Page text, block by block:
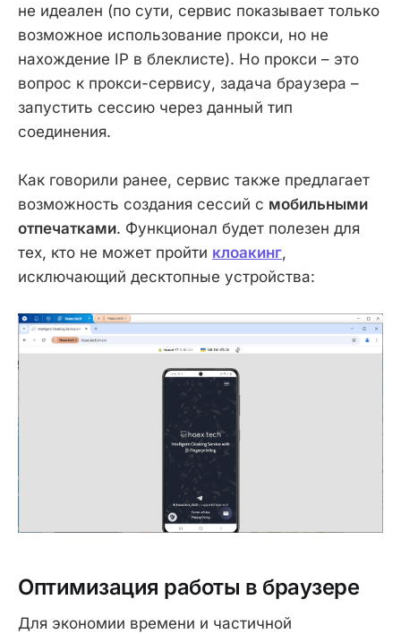
не идеален (по сути, сервис показывает только
возможное использование прокси, но не
нахождение IP в блеклисте). Но прокси – это
вопрос к прокси-сервису, задача браузера –
запустить сессию через данный тип
соединения.
Как говорили ранее, сервис также предлагает
возможность создания сессий с мобильными
отпечатками. Функционал будет полезен для
тех, кто не может пройти клоакинг,
исключающий десктопные устройства:
Оптимизация работы в браузере
Для экономии времени и частичной